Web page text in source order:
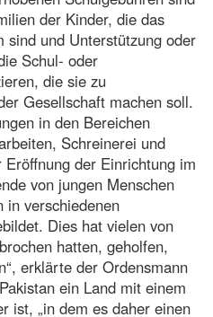
der Kinder, die das
sind und Unterstützung oder
Schul- oder
die sie zu
Gesellschaft machen soll.
in den Bereichen
Schreinerei und
der Einrichtung im
von jungen Menschen
in verschiedenen
Dies hat vielen von
hatten, geholfen,
erklärte der Ordensmann
ein Land mit einem
ist, „in dem es daher einen